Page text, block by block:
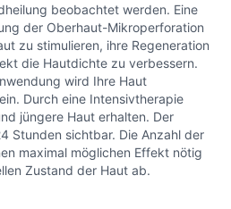
beobachtet werden. Eine
der Oberhaut-Mikroperforation
zu stimulieren, ihre Regeneration
die Hautdichte zu verbessern.
wird Ihre Haut
Durch eine Intensivtherapie
jüngere Haut erhalten. Der
Stunden sichtbar. Die Anzahl der
maximal möglichen Effekt nötig
Zustand der Haut ab.